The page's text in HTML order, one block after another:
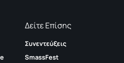
Δείτε Επίσης
Συνεντεύξεις
SmassFest